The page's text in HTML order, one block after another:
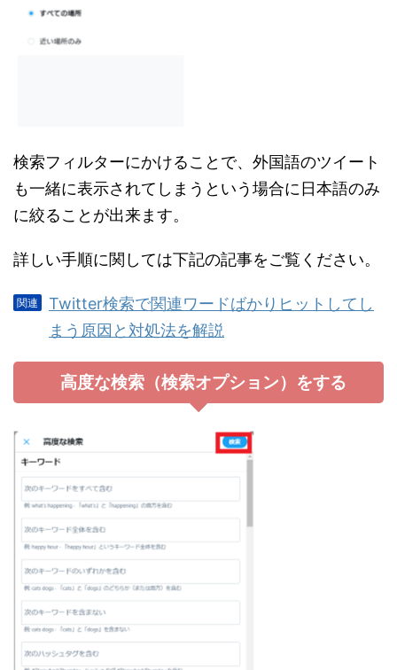
検索フィルターにかけることで、外国語のツイート
も一緒に表示されてしまうという場合に日本語のみ
に絞ることが出来ます。
詳しい手順に関しては下記の記事をご覧ください。
Twitter検索で関連ワードばかりヒットしてし
まう原因と対処法を解説
高度な検索（検索オプション）をする